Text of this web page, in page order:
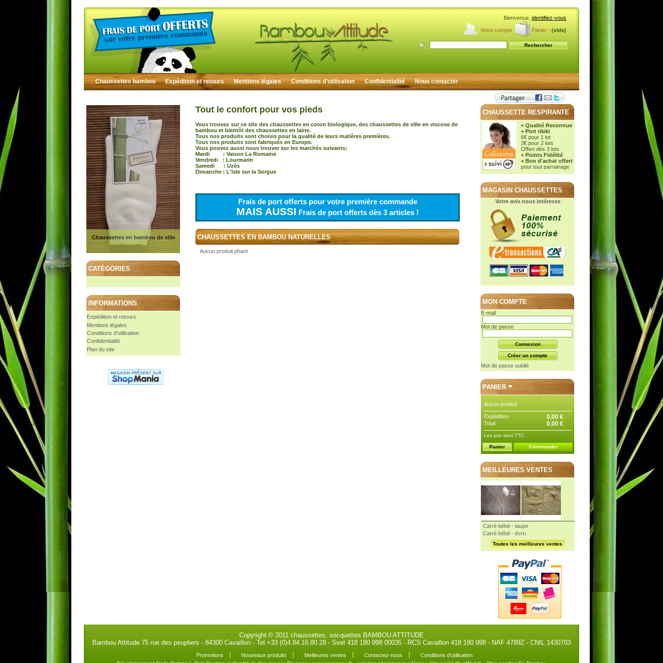
Bienvenue, identifiez-vous
Panier : (vide)
Votre compte
Chaussettes bambou Expédition et retours Mentions légales Conditions d'utilisation Confidentialité Nous contacter
Chaussettes en bambou de ville
CATÉGORIES
INFORMATIONS
Expédition et retours
Mentions légales
Conditions d'utilisation
Confidentialité
Plan du site
Tout le confort pour vos pieds
Vous trouvez sur ce site des chaussettes en coton biologique, des chaussettes de ville en viscose de
bambou et bientôt des chaussettes en laine.
Tous nos produits sont choisis pour la qualité de leurs matières premières.
Tous nos produits sont fabriqués en Europe.
Vous pouvez aussi nous trouver sur les marchés suivants:
Mardi : Vaison La Romaine
Vendredi : Lourmarin
Samedi : Uzès
Dimanche : L'Isle sur la Sorgue
Frais de port offerts pour votre première commande
MAIS AUSSI Frais de port offerts dès 3 articles !
CHAUSSETTES EN BAMBOU NATURELLES
Aucun produit phare
CHAUSSETTE RESPIRANTE
= Qualité Reconnue
+ Port rikiki
6€ pour 1 lot
3€ pour 2 lots
Offert dès 3 lots
+ Points Fidélité
+ Bon d'achat offert
pour tout parrainage
MAGASIN CHAUSSETTES
Votre avis nous intéresse
MON COMPTE
E-mail
Mot de passe
Mot de passe oublié
PANIER
Aucun produit
Expédition 0,00 €
Total 0,00 €
Les prix sont TTC
Panier Commander
MEILLEURES VENTES
Carré bébé - taupe
Carré bébé - écru
Toutes les meilleures ventes
Copyright © 2011 chaussettes, socquettes BAMBOU ATTITUDE
Bambou Attitude 75 rue des peupliers - 84300 Cavaillon - Tel +33 (0)4.84.16.80.28 - Siret 418 180 998 00035 - RCS Cavaillon 418 180 998 - NAF 4789Z - CNIL 1430703
Promotions Nouveaux produits Meilleures ventes Contactez-nous
Conditions d'utilisation